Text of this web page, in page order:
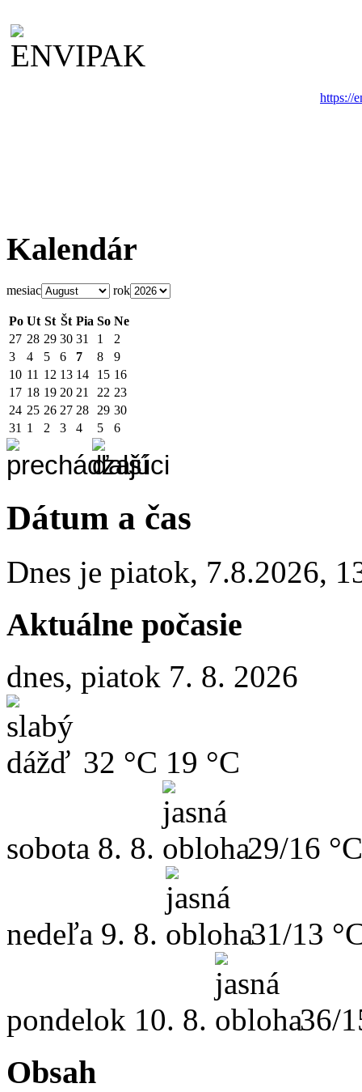
https://
Kalendár
mesiac rok
Po Ut St Št Pia So Ne
27 28 29 30 31 1
2
3
4 5 6 7 8
9
10 11 12 13 14 15 16
17 18 19 20 21 22 23
24 25 26 27 28 29 30
31 1 2 3 4 5 6
Dátum a čas
Dnes je piatok, 7.8.2026,
Aktuálne počasie
dnes, piatok 7. 8. 2026
32 °C 19 °C
sobota 8. 8. 29/16 °C
nedeľa 9. 8. 31/13
pondelok 10. 8. 36/
Obsah